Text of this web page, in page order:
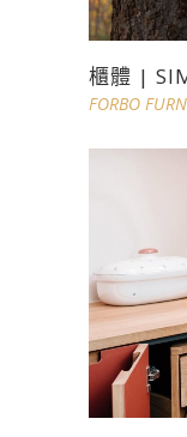
櫃體 |
FORBO